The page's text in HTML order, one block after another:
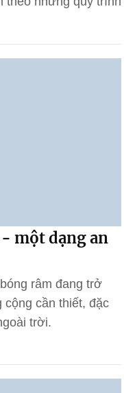
một dạng an
râm đang trở
cộng cần thiết, đặc
trời.